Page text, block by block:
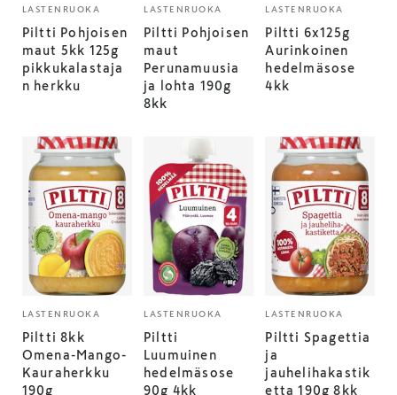
LASTENRUOKA
Piltti Pohjoisen
maut 5kk 125g
pikkukalastaja
n herkku
LASTENRUOKA
Piltti Pohjoisen
maut
Perunamuusia
ja lohta 190g
8kk
LASTENRUOKA
Piltti 6x125g
Aurinkoinen
hedelmäsose
4kk
LASTENRUOKA
Piltti 8kk
Omena-Mango-
Kauraherkku
190g
LASTENRUOKA
Piltti
Luumuinen
hedelmäsose
90g 4kk
LASTENRUOKA
Piltti Spagettia
ja
jauhelihakastik
etta 190g 8kk